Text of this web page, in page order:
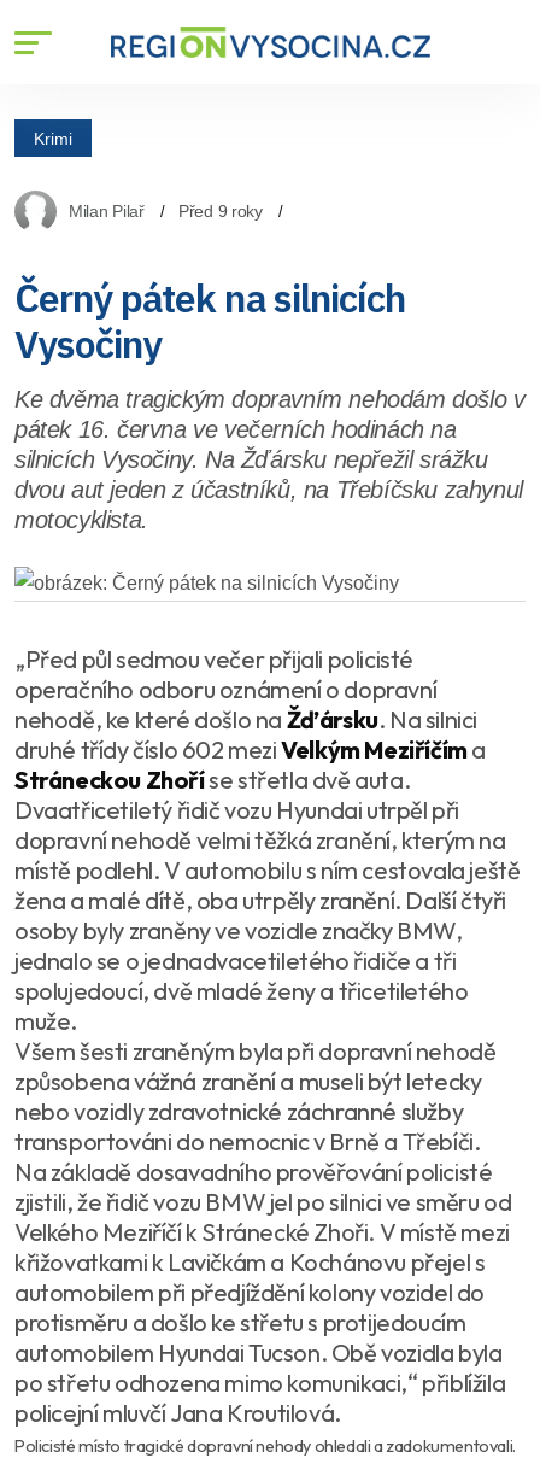
Krimi
Milan Pilař Před 9 roky
Černý pátek na silnicích
Vysočiny
Ke dvěma tragickým dopravním nehodám došlo v
pátek 16. června ve večerních hodinách na
silnicích Vysočiny. Na Žďársku nepřežil srážku
dvou aut jeden z účastníků, na Třebíčsku zahynul
motocyklista.
„Před půl sedmou večer přijali policisté
operačního odboru oznámení o dopravní
nehodě, ke které došlo na Žďársku. Na silnici
druhé třídy číslo 602 meziVelkým Meziříčíma
Stráneckou Zhoříse střetla dvě auta.
Dvaatřicetiletý řidič vozu Hyundai utrpěl při
dopravní nehodě velmi těžká zranění, kterým na
místě podlehl. V automobilu s ním cestovala ještě
žena a malé dítě, oba utrpěly zranění. Další čtyři
osoby byly zraněny ve vozidle značky BMW,
jednalo se o jednadvacetiletého řidiče a tři
spolujedoucí, dvě mladé ženy a třicetiletého
muže.
Všem šesti zraněným byla při dopravní nehodě
způsobena vážná zranění a museli být letecky
nebo vozidly zdravotnické záchranné služby
transportováni do nemocnic v Brně a Třebíči.
Na základě dosavadního prověřování policisté
zjistili, že řidič vozu BMW jel po silnici ve směru od
Velkého Meziříčí k Stránecké Zhoři. V místě mezi
křižovatkami k Lavičkám a Kochánovu přejel s
automobilem při předjíždění kolony vozidel do
protisměru a došlo ke střetu s protijedoucím
automobilem Hyundai Tucson. Obě vozidla byla
po střetu odhozena mimo komunikaci,“ přiblížila
policejní mluvčí Jana Kroutilová.
Policisté místo tragické dopravní nehody ohledali a zadokumentovali.